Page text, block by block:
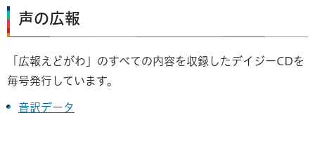
声の広報
「広報えどがわ」のすべての内容を収録したデイジーCDを
毎号発行しています。
音訳データ